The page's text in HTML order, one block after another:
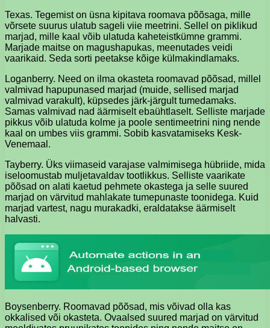
Texas. Tegemist on üsna kipitava roomava põõsaga, mille
võrsete suurus ulatub sageli viie meetrini. Sellel on piklikud
marjad, mille kaal võib ulatuda kaheteistkümne grammi.
Marjade maitse on magushapukas, meenutades veidi
vaarikaid. Seda sorti peetakse kõige külmakindlamaks.
Loganberry. Need on ilma okasteta roomavad põõsad, millel
valmivad hapupunased marjad (muide, sellised marjad
valmivad varakult), küpsedes järk-järgult tumedamaks.
Samas valmivad nad äärmiselt ebaühtlaselt. Selliste marjade
pikkus võib ulatuda kolme ja poole sentimeetrini ning nende
kaal on umbes viis grammi. Sobib kasvatamiseks Kesk-
Venemaal.
Tayberry. Üks viimaseid varajase valmimisega hübriide, mida
iseloomustab muljetavaldav tootlikkus. Selliste vaarikate
põõsad on alati kaetud pehmete okastega ja selle suured
marjad on värvitud mahlakate tumepunaste toonidega. Kuid
marjad vartest, nagu murakadki, eraldatakse äärmiselt
halvasti.
Boysenberry. Roomavad põõsad, mis võivad olla kas
okkalised või okasteta. Ovaalsed suured marjad on värvitud